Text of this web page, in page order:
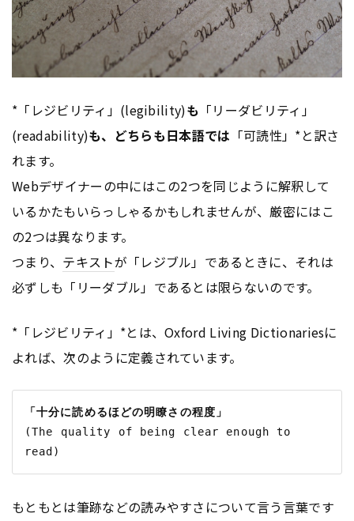
*「レジビリティ」(legibility)も 「リーダビリティ」
(readability)も、どちらも日本語では 「可読性」*と訳さ
れます。
Webデザイナーの中にはこの2つを同じように解釈して
いるかたもいらっしゃるかもしれませんが、厳密にはこ
の2つは異なります。
つまり、 テキストが「レジブル」であるときに、それは
必ずしも「リーダブル」であるとは限らないのです。
*「レジビリティ」*とは、Oxford Living Dictionariesに
よれば、次のように定義されています。
「十分に読めるほどの明瞭さの程度」
(The quality of being clear enough to
もともとは筆跡などの読みやすさについて言う言葉です